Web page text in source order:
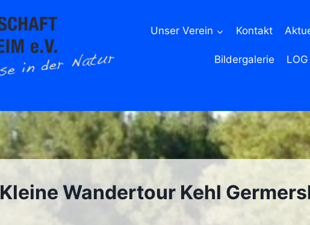
Unser Verein Kontakt
Bildergalerie
Kleine Wandertour Kehl